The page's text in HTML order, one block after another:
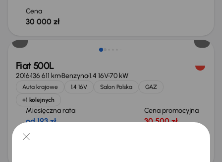
Cena
30 000 zł
Fiat 500L
2016136 611 kmBenzyna1.4 16V70 kW
Auta krajowe 1.4 16V Salon Polska
GAZ
+1 kolejnych
Miesięczna rata
od 193 zł
Cena promocyjna
30 500 zł
Najniższa cena z 30 dni przed